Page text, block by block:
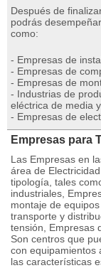
Después de
podrás
como:
- Empresas de
- Empresas de
- Empresas de
- Industrias de
eléctrica de media
- Empresas de
Empresas para
Las Empresas en
área de
tipología, tales
industriales,
montaje de
transporte y
tensión, Empresas
Son centros que
con equipamientos
las características